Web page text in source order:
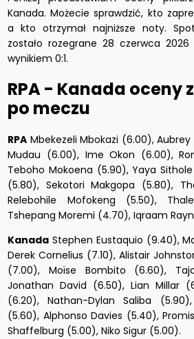
Kanada. Możecie sprawdzić, kto
a kto otrzymał najniższe noty.
zostało rozegrane 28 czerwca
wynikiem 0:1.
RPA - Kanada oceny
po meczu
RPA Mbekezeli Mbokazi (6.00),
Mudau (6.00), Ime Okon (6.00),
Teboho Mokoena (5.90), Yaya
(5.80), Sekotori Makgopa (5.80),
Relebohile Mofokeng (5.50),
Tshepang Moremi (4.70), Iqraam
Kanada Stephen Eustaquio (9.40),
Derek Cornelius (7.10), Alistair
(7.00), Moïse Bombito (6.60),
Jonathan David (6.50), Lian Millar
(6.20), Nathan-Dylan Saliba
(5.60), Alphonso Davies (5.40),
Shaffelburg (5.00), Niko Sigur (5.00).